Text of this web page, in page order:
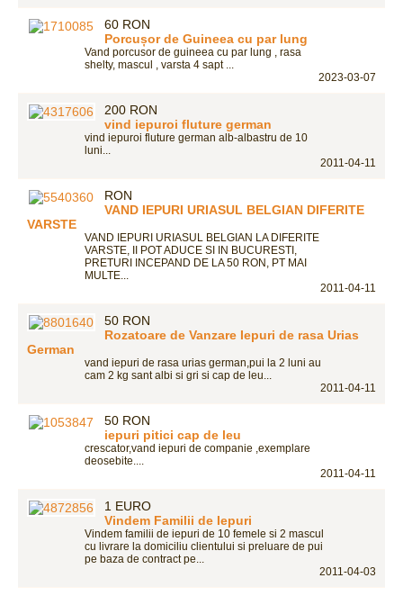
60 RON
Porcușor de Guineea cu par lung
Vand porcusor de guineea cu par lung , rasa
shelty, mascul , varsta 4 sapt ...
2023-03-07
200 RON
vind iepuroi fluture german
vind iepuroi fluture german alb-albastru de 10
luni...
2011-04-11
RON
VAND IEPURI URIASUL BELGIAN DIFERITE
VARSTE
VAND IEPURI URIASUL BELGIAN LA DIFERITE
VARSTE, II POT ADUCE SI IN BUCURESTI,
PRETURI INCEPAND DE LA 50 RON, PT MAI
MULTE...
2011-04-11
50 RON
Rozatoare de Vanzare Iepuri de rasa Urias
German
vand iepuri de rasa urias german,pui la 2 luni au
cam 2 kg sant albi si gri si cap de leu...
2011-04-11
50 RON
iepuri pitici cap de leu
crescator,vand iepuri de companie ,exemplare
deosebite....
2011-04-11
1 EURO
Vindem Familii de Iepuri
Vindem familii de iepuri de 10 femele si 2 mascul
cu livrare la domiciliu clientului si preluare de pui
pe baza de contract pe...
2011-04-03